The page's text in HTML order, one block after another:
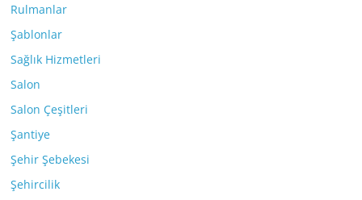
Rulmanlar
Şablonlar
Sağlık Hizmetleri
Salon
Salon Çeşitleri
Şantiye
Şehir Şebekesi
Şehircilik